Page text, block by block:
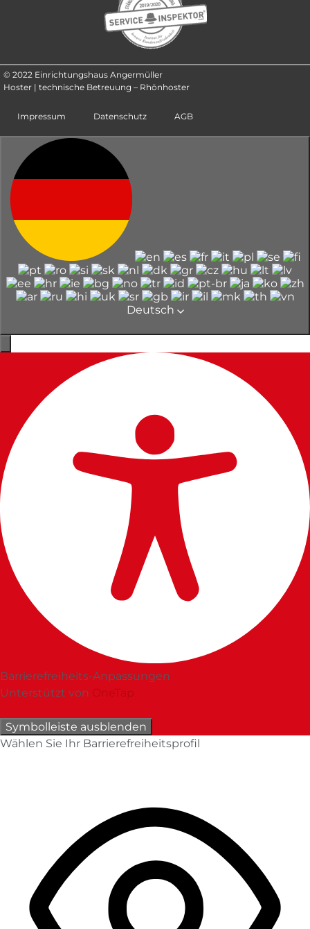
© 2022 Einrichtungshaus Angermüller
Hoster | technische Betreuung – Rhönhoster
Impressum Datenschutz AGB
Deutsch
Barrierefreiheits-Anpassungen
Unterstützt von OneTap
Symbolleiste ausblenden
Wählen Sie Ihr Barrierefreiheitsprofil